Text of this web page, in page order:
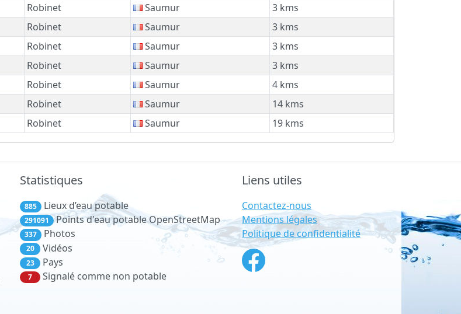
Robinet Saumur
3 kms
Robinet Saumur
3 kms
Robinet Saumur
3 kms
Robinet Saumur
3 kms
Robinet Saumur
4 kms
Robinet Saumur
14 kms
Robinet Saumur 19 kms
Statistiques
885 Lieux d’eau potable
291091 Points d'eau potable OpenStreetMap
337 Photos
20 Vidéos
23 Pays
7 Signalé comme non potable
Liens utiles
Contactez-nous
Mentions légales
Politique de confidentialité